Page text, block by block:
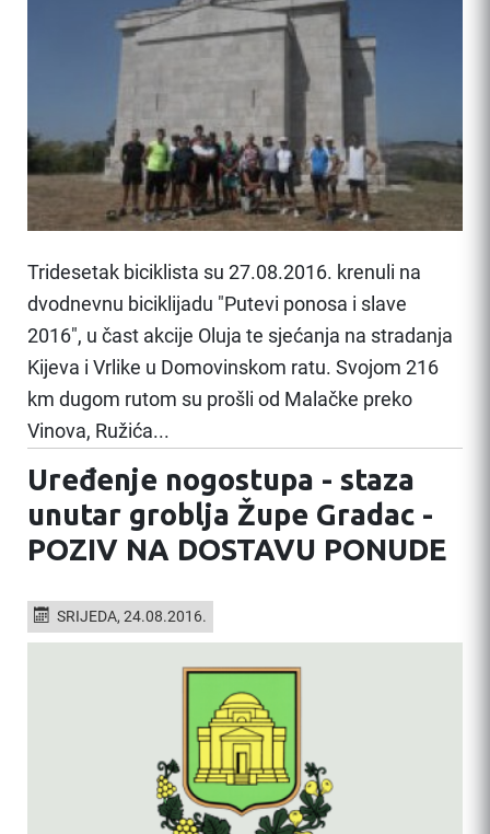
Tridesetak biciklista su 27.08.2016. krenuli na
dvodnevnu biciklijadu "Putevi ponosa i slave
2016", u čast akcije Oluja te sjećanja na stradanja
Kijeva i Vrlike u Domovinskom ratu. Svojom 216
km dugom rutom su prošli od Malačke preko
Vinova, Ružića...
Uređenje nogostupa - staza
unutar groblja Župe Gradac -
POZIV NA DOSTAVU PONUDE
SRIJEDA, 24.08.2016.